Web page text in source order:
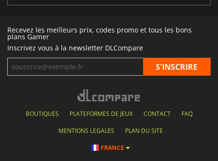
Recevez les meilleurs prix, codes promo et tous les bons
plans Gamer
Inscrivez vous à la newsletter DLCompare
BOUTIQUES PLATEFORMES DE JEUX CONTACT FAQ
MENTIONS LEGALES PLAN DU SITE
FRANCE